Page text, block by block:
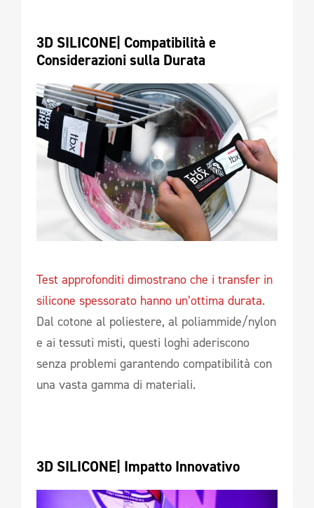
3D SILICONE| Compatibilità e
Considerazioni sulla Durata
Test approfonditi dimostrano che i transfer in
silicone spessorato hanno un’ottima durata.
Dal cotone al poliestere, al poliammide/nylon
e ai tessuti misti, questi loghi aderiscono
senza problemi garantendo compatibilità con
una vasta gamma di materiali.
3D SILICONE| Impatto Innovativo